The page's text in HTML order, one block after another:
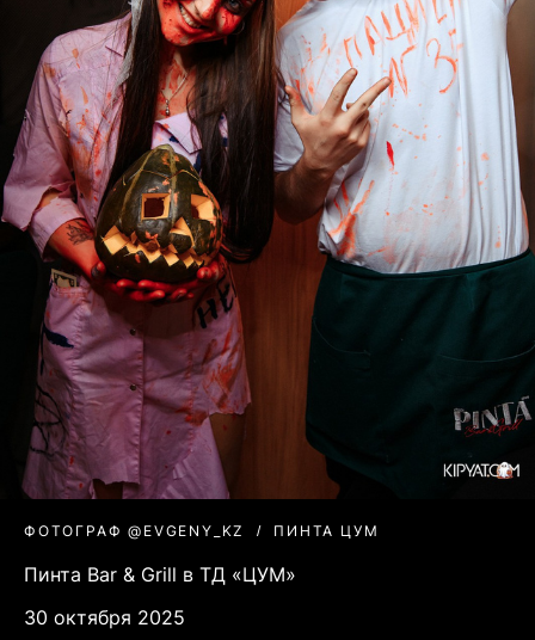
ФОТОГРАФ @EVGENY_KZ ПИНТА ЦУМ
Пинта Bar & Grill в ТД «ЦУМ»
30 октября 2025